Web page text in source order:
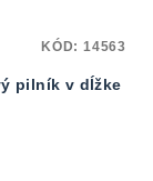
pilník v dĺžke
KÓD: 14563